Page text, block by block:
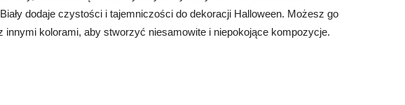
dodaje czystości i tajemniczości do dekoracji Halloween. Możesz go
innymi kolorami, aby stworzyć niesamowite i niepokojące kompozycje.